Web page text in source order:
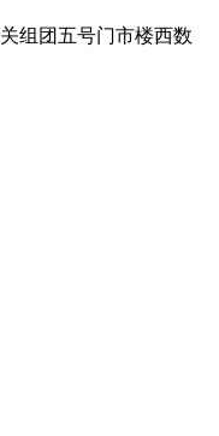
组团五号门市楼西数